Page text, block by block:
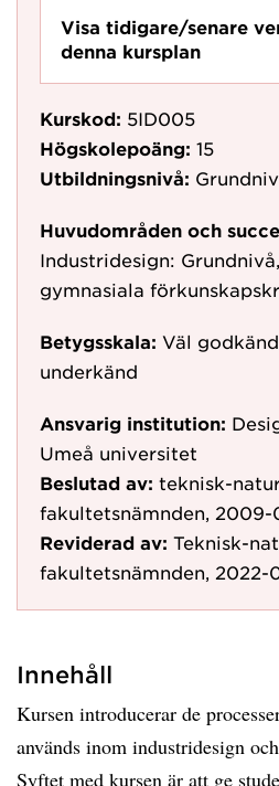
Visa tidigare/senare
denna kursplan
Kurskod: 5ID005
Högskolepoäng: 15
Utbildningsnivå:
Huvudområden och
Industridesign:
gymnasiala
Betygsskala: Väl
underkänd
Ansvarig institution:
Umeå universitet
Beslutad av: teknisk-
fakultetsnämnden, 2009-
Reviderad av: Teknisk-
fakultetsnämnden, 2022-
Innehåll
Kursen introducerar de
används inom industridesign
Syftet med kursen är att ge